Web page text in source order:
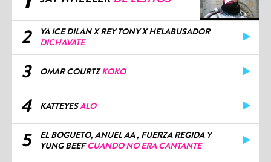
2
YA ICE DILAN X REY TONY X HELABUSADOR
DICHAVATE
3 OMAR COURTZKOKO
4 KATTEYESALO
5
EL BOGUETO, ANUEL AA , FUERZA REGIDA Y
YUNG BEEFCUANDO NO ERA CANTANTE